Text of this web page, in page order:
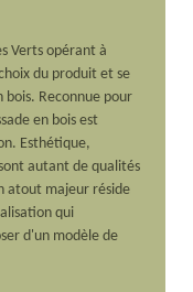
Verts opérant à
du produit et se
bois. Reconnue pour
en bois est
Esthétique,
autant de qualités
atout majeur réside
qui
d'un modèle de